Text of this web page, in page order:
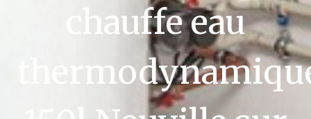
chauffe eau